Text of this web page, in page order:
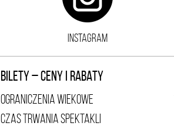
INSTAGRAM
BILETY – CENY I RABATY
OGRANICZENIA WIEKOWE
CZAS TRWANIA SPEKTAKLI